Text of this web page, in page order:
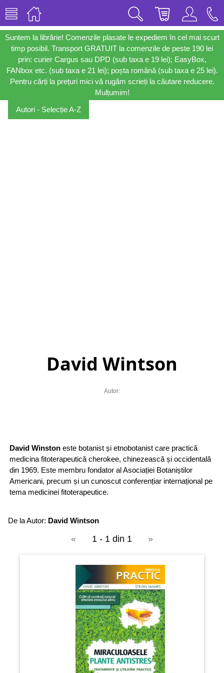
Suntem la librărie! Comenzile plasate le expediem în cel mai scurt
timp posibil. Transport GRATUIT la comenzile de peste 190 lei
prin: curier Cargus sau DPD (sub taxa e 19 lei); EasyBox,
FANbox etc. (sub taxa e 21 lei); poșta română (sub taxa e 25 lei).
Pentru cărți la prețuri mici vă rugăm scrieți la căutare reducere.
Mulțumim!
Autori - Selecție A-Z
David Wintson
Autor:
David Winston este botanist și etnobotanist care practică
medicina fitoterapeutică cherokee, chinezească și occidentală
din 1969. Este membru fondator al Asociației Botaniștilor
Americani, precum și un cunoscut conferențiar internațional pe
tema medicinei fitoterapeutice.
De la Autor: David Wintson
« 1 - 1 din 1 »